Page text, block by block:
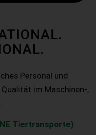
Personal und
im Maschinen-,
Tiertransporte)